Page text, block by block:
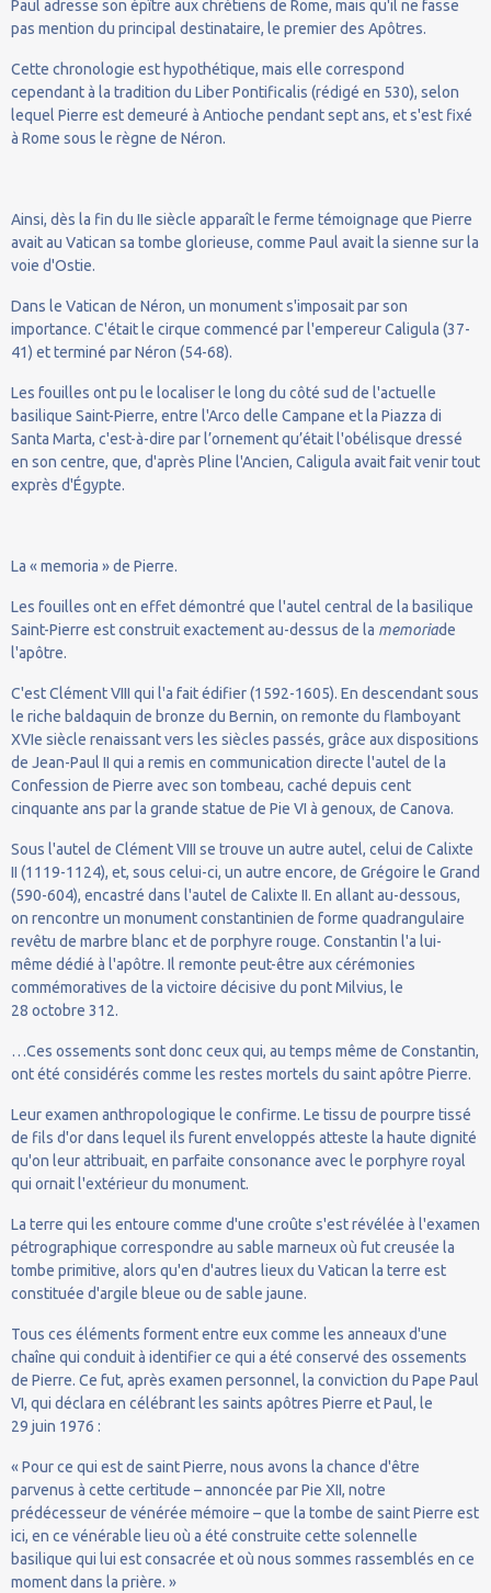
Paul adresse son épître aux chrétiens de Rome, mais qu'il ne fasse
pas mention du principal destinataire, le premier des Apôtres.
Cette chronologie est hypothétique, mais elle correspond
cependant à la tradition du Liber Pontificalis (rédigé en 530), selon
lequel Pierre est demeuré à Antioche pendant sept ans, et s'est fixé
à Rome sous le règne de Néron.
Ainsi, dès la fin du IIe siècle apparaît le ferme témoignage que Pierre
avait au Vatican sa tombe glorieuse, comme Paul avait la sienne sur la
voie d'Ostie.
Dans le Vatican de Néron, un monument s'imposait par son
importance. C'était le cirque commencé par l'empereur Caligula (37-
41) et terminé par Néron (54-68).
Les fouilles ont pu le localiser le long du côté sud de l'actuelle
basilique Saint-Pierre, entre l'Arco delle Campane et la Piazza di
Santa Marta, c'est-à-dire par l’ornement qu’était l'obélisque dressé
en son centre, que, d'après Pline l'Ancien, Caligula avait fait venir tout
exprès d'Égypte.
La « memoria » de Pierre.
Les fouilles ont en effet démontré que l'autel central de la basilique
Saint-Pierre est construit exactement au-dessus de la memoriade
l'apôtre.
C'est Clément VIII qui l'a fait édifier (1592-1605). En descendant sous
le riche baldaquin de bronze du Bernin, on remonte du flamboyant
XVIe siècle renaissant vers les siècles passés, grâce aux dispositions
de Jean-Paul II qui a remis en communication directe l'autel de la
Confession de Pierre avec son tombeau, caché depuis cent
cinquante ans par la grande statue de Pie VI à genoux, de Canova.
Sous l'autel de Clément VIII se trouve un autre autel, celui de Calixte
II (1119-1124), et, sous celui-ci, un autre encore, de Grégoire le Grand
(590-604), encastré dans l'autel de Calixte II. En allant au-dessous,
on rencontre un monument constantinien de forme quadrangulaire
revêtu de marbre blanc et de porphyre rouge. Constantin l'a lui-
même dédié à l'apôtre. Il remonte peut-être aux cérémonies
commémoratives de la victoire décisive du pont Milvius, le
28 octobre 312.
…Ces ossements sont donc ceux qui, au temps même de Constantin,
ont été considérés comme les restes mortels du saint apôtre Pierre.
Leur examen anthropologique le confirme. Le tissu de pourpre tissé
de fils d'or dans lequel ils furent enveloppés atteste la haute dignité
qu'on leur attribuait, en parfaite consonance avec le porphyre royal
qui ornait l'extérieur du monument.
La terre qui les entoure comme d'une croûte s'est révélée à l'examen
pétrographique correspondre au sable marneux où fut creusée la
tombe primitive, alors qu'en d'autres lieux du Vatican la terre est
constituée d'argile bleue ou de sable jaune.
Tous ces éléments forment entre eux comme les anneaux d'une
chaîne qui conduit à identifier ce qui a été conservé des ossements
de Pierre. Ce fut, après examen personnel, la conviction du Pape Paul
VI, qui déclara en célébrant les saints apôtres Pierre et Paul, le
29 juin 1976 :
« Pour ce qui est de saint Pierre, nous avons la chance d'être
parvenus à cette certitude – annoncée par Pie XII, notre
prédécesseur de vénérée mémoire – que la tombe de saint Pierre est
ici, en ce vénérable lieu où a été construite cette solennelle
basilique qui lui est consacrée et où nous sommes rassemblés en ce
moment dans la prière. »